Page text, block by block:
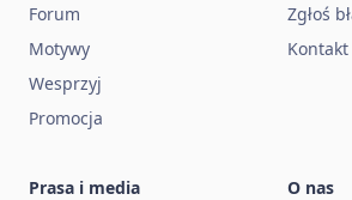
Forum
Motywy
Wesprzyj
Promocja
Zgłoś
Kontakt
Prasa i media
O nas